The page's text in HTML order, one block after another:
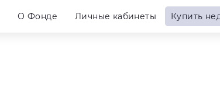
О Фонде Личные кабинеты Купить